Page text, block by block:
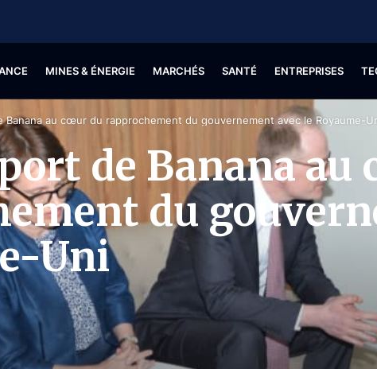
MINES & ÉNERGIE MARCHÉS SANTÉ ENTREPRISES
Banana au cœur du rapprochement du gouvernement avec le Royaume-
de Banana
du
Uni